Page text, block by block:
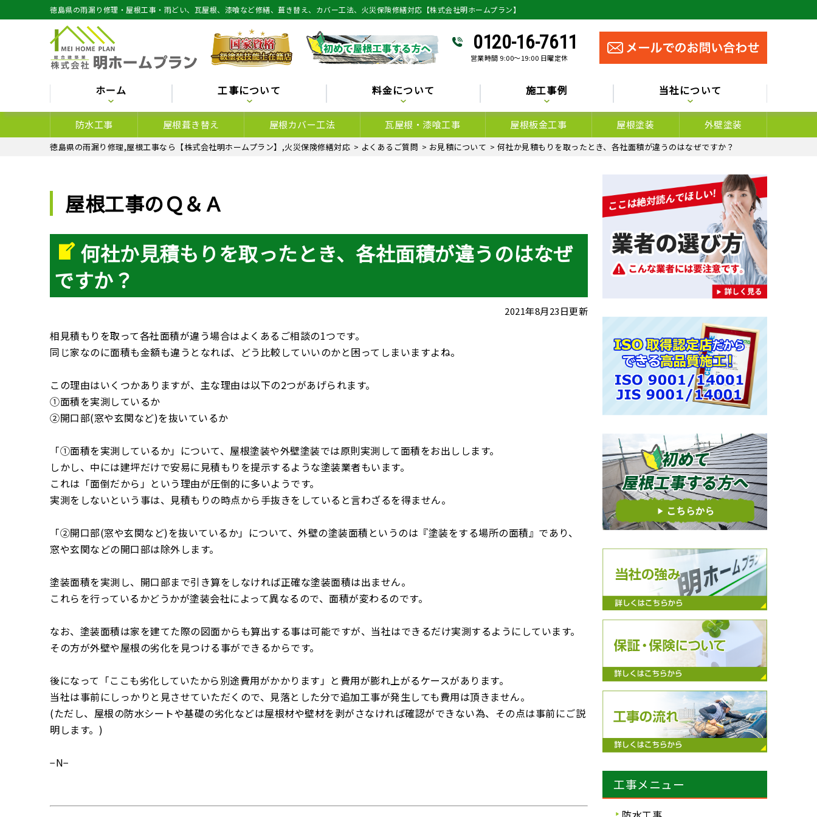
徳島県の雨漏り修理・屋根工事・雨どい、瓦屋根、漆喰など修繕、葺き替え、カバー工法、火災保険修繕対応【株式会社明ホームプラン】
0120-16-7611
営業時間 9:00～19:00 日曜定休
ホーム 工事について 料金について 施工事例 当社について
防水工事 屋根葺き替え 屋根カバー工法 瓦屋根・漆喰工事 屋根板金工事 屋根塗装 外壁塗装
徳島県の雨漏り修理,屋根工事なら【株式会社明ホームプラン】,火災保険修繕対応 > よくあるご質問 > お見積について > 何社か見積もりを取ったとき、各社面積が違うのはなぜですか？
屋根工事のＱ＆Ａ
何社か見積もりを取ったとき、各社面積が違うのはなぜ
ですか？
2021年8月23日更新
相見積もりを取って各社面積が違う場合はよくあるご相談の1つです。
同じ家なのに面積も金額も違うとなれば、どう比較していいのかと困ってしまいますよね。
この理由はいくつかありますが、主な理由は以下の2つがあげられます。
①面積を実測しているか
②開口部(窓や玄関など)を抜いているか
「①面積を実測しているか」について、屋根塗装や外壁塗装では原則実測して面積をお出しします。
しかし、中には建坪だけで安易に見積もりを提示するような塗装業者もいます。
これは「面倒だから」という理由が圧倒的に多いようです。
実測をしないという事は、見積もりの時点から手抜きをしていると言わざるを得ません。
「②開口部(窓や玄関など)を抜いているか」について、外壁の塗装面積というのは『塗装をする場所の面積』であり、
窓や玄関などの開口部は除外します。
塗装面積を実測し、開口部まで引き算をしなければ正確な塗装面積は出ません。
これらを行っているかどうかが塗装会社によって異なるので、面積が変わるのです。
なお、塗装面積は家を建てた際の図面からも算出する事は可能ですが、当社はできるだけ実測するようにしています。
その方が外壁や屋根の劣化を見つける事ができるからです。
後になって「ここも劣化していたから別途費用がかかります」と費用が膨れ上がるケースがあります。
当社は事前にしっかりと見させていただくので、見落とした分で追加工事が発生しても費用は頂きません。
(ただし、屋根の防水シートや基礎の劣化などは屋根材や壁材を剥がさなければ確認ができない為、その点は事前にご説
明します。)
−N−
工事メニュー